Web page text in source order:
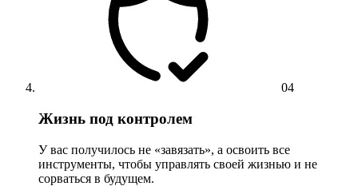
04
Жизнь под контролем
У вас получилось не «завязать», а освоить все
инструменты, чтобы управлять своей жизнью и не
сорваться в будущем.